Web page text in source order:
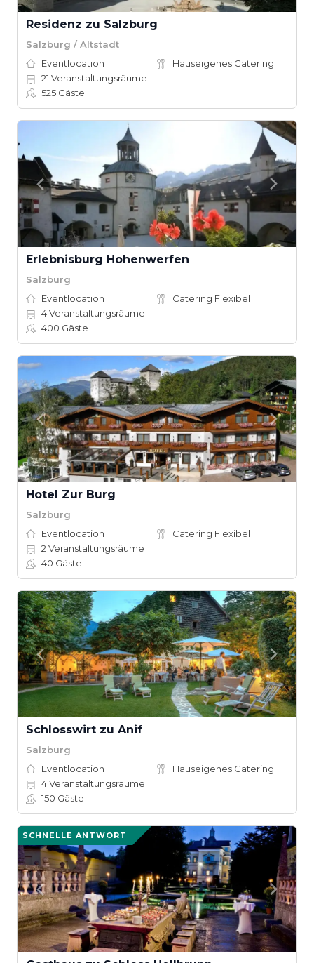
Residenz zu Salzburg
Salzburg / Altstadt
Eventlocation
Hauseigenes Catering
21 Veranstaltungsräume
525 Gäste
Erlebnisburg Hohenwerfen
Salzburg
Eventlocation
Catering Flexibel
4Veranstaltungsräume
400 Gäste
Hotel Zur Burg
Salzburg
Eventlocation
Catering Flexibel
2 Veranstaltungsräume
40 Gäste
Schlosswirt zu Anif
Salzburg
Eventlocation
Hauseigenes Catering
4Veranstaltungsräume
150 Gäste
SCHNELLE ANTWORT